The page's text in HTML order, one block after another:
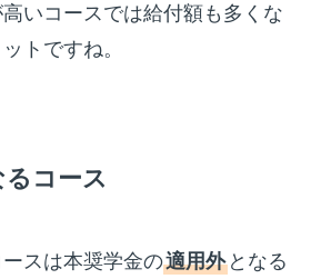
いコースでは給付額も多くな
トですね。
コース
スは本奨学金の適用外となる